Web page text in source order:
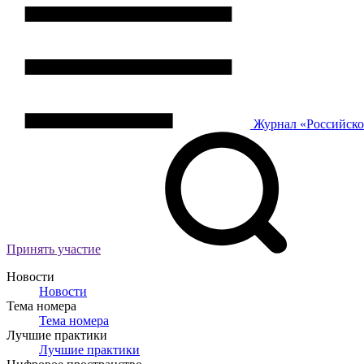
Журнал
Принять участие
Новости
Новости
Тема номера
Тема номера
Лучшие практики
Лучшие практики